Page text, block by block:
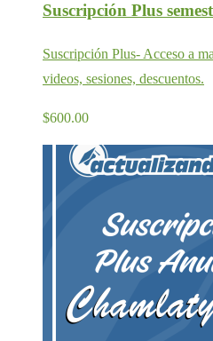
Suscripción Plus
Suscripción Plus- Acceso a
videos, sesiones, descuentos.
$600.00